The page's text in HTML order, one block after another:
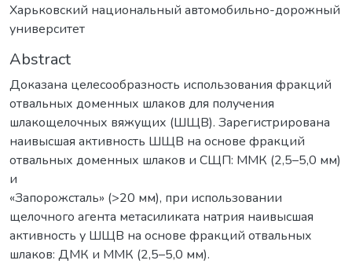
Харьковский национальный автомобильно-дорожный
университет
Abstract
Доказана целесообразность использования фракций
отвальных доменных шлаков для получения
шлакощелочных вяжущих (ШЩВ). Зарегистрирована
наивысшая активность ШЩВ на основе фракций
отвальных доменных шлаков и СЩП: ММК (2,5–5,0 мм)
и
«Запорожсталь» (>20 мм), при использовании
щелочного агента метасиликата натрия наивысшая
активность у ШЩВ на основе фракций отвальных
шлаков: ДМК и ММК (2,5–5,0 мм).